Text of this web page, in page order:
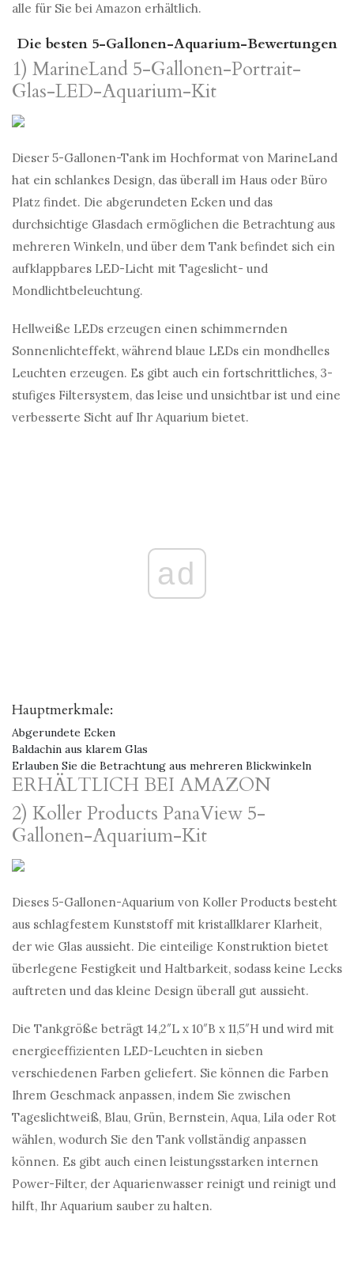
alle für Sie bei Amazon erhältlich.
Die besten 5-Gallonen-Aquarium-Bewertungen
1) MarineLand 5-Gallonen-Portrait-
Glas-LED-Aquarium-Kit
Dieser 5-Gallonen-Tank im Hochformat von MarineLand
hat ein schlankes Design, das überall im Haus oder Büro
Platz findet. Die abgerundeten Ecken und das
durchsichtige Glasdach ermöglichen die Betrachtung aus
mehreren Winkeln, und über dem Tank befindet sich ein
aufklappbares LED-Licht mit Tageslicht- und
Mondlichtbeleuchtung.
Hellweiße LEDs erzeugen einen schimmernden
Sonnenlichteffekt, während blaue LEDs ein mondhelles
Leuchten erzeugen. Es gibt auch ein fortschrittliches, 3-
stufiges Filtersystem, das leise und unsichtbar ist und eine
verbesserte Sicht auf Ihr Aquarium bietet.
ad
Hauptmerkmale:
Abgerundete Ecken
Baldachin aus klarem Glas
Erlauben Sie die Betrachtung aus mehreren Blickwinkeln
ERHÄLTLICH BEI AMAZON
2) Koller Products PanaView 5-
Gallonen-Aquarium-Kit
Dieses 5-Gallonen-Aquarium von Koller Products besteht
aus schlagfestem Kunststoff mit kristallklarer Klarheit,
der wie Glas aussieht. Die einteilige Konstruktion bietet
überlegene Festigkeit und Haltbarkeit, sodass keine Lecks
auftreten und das kleine Design überall gut aussieht.
Die Tankgröße beträgt 14,2″L x 10″B x 11,5″H und wird mit
energieeffizienten LED-Leuchten in sieben
verschiedenen Farben geliefert. Sie können die Farben
Ihrem Geschmack anpassen, indem Sie zwischen
Tageslichtweiß, Blau, Grün, Bernstein, Aqua, Lila oder Rot
wählen, wodurch Sie den Tank vollständig anpassen
können. Es gibt auch einen leistungsstarken internen
Power-Filter, der Aquarienwasser reinigt und reinigt und
hilft, Ihr Aquarium sauber zu halten.